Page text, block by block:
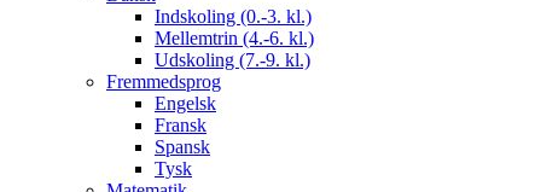
Indskoling (0.-3. kl.)
Mellemtrin (4.-6. kl.)
Udskoling (7.-9. kl.)
Fremmedsprog
Engelsk
Fransk
Spansk
Tysk